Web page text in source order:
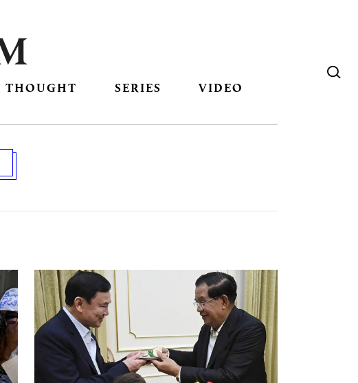
THOUGHT SERIES VIDEO